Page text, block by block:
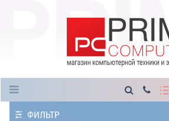
ФИЛЬТР